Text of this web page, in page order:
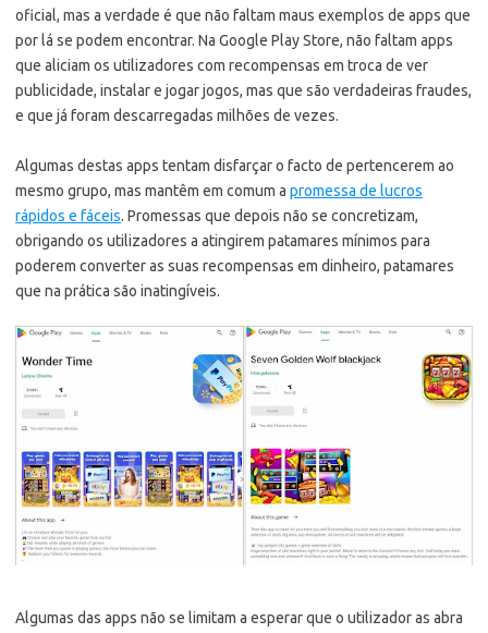
oficial, mas a verdade é que não faltam maus exemplos de apps que
por lá se podem encontrar. Na Google Play Store, não faltam apps
que aliciam os utilizadores com recompensas em troca de ver
publicidade, instalar e jogar jogos, mas que são verdadeiras fraudes,
e que já foram descarregadas milhões de vezes.
Algumas destas apps tentam disfarçar o facto de pertencerem ao
mesmo grupo, mas mantêm em comum a promessa de lucros
rápidos e fáceis. Promessas que depois não se concretizam,
obrigando os utilizadores a atingirem patamares mínimos para
poderem converter as suas recompensas em dinheiro, patamares
que na prática são inatingíveis.
Algumas das apps não se limitam a esperar que o utilizador as abra